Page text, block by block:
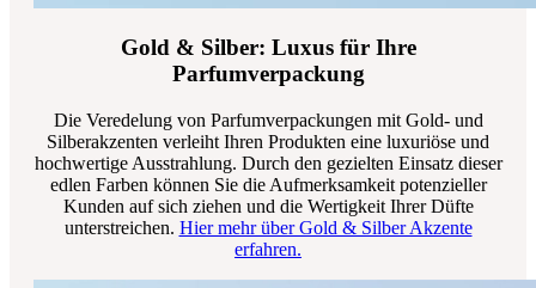
Gold & Silber: Luxus für Ihre
Parfumverpackung
Die Veredelung von Parfumverpackungen mit Gold- und
Silberakzenten verleiht Ihren Produkten eine luxuriöse und
hochwertige Ausstrahlung. Durch den gezielten Einsatz dieser
edlen Farben können Sie die Aufmerksamkeit potenzieller
Kunden auf sich ziehen und die Wertigkeit Ihrer Düfte
unterstreichen. Hier mehr über Gold & Silber Akzente
erfahren.